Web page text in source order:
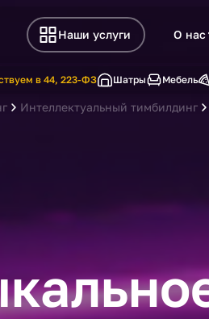
Наши услуги О нас
в 44, 223-ФЗ Шатры Мебель
Интеллектуальный тимбилдинг